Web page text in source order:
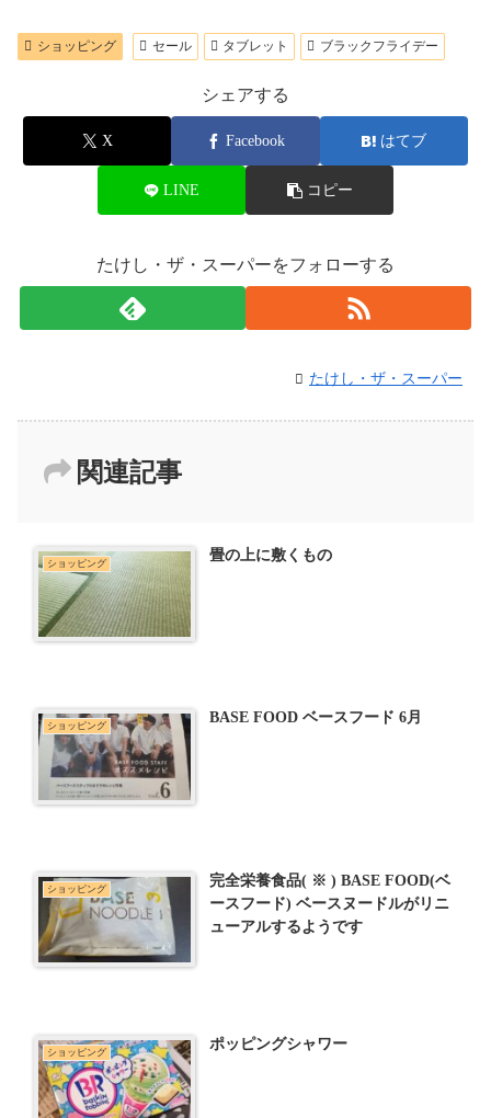
ショッピング セール タブレット ブラックフライデー
シェアする
X Facebook はてブ
LINE コピー
たけし・ザ・スーパーをフォローする
たけし・ザ・スーパー
関連記事
ショッピング 畳の上に敷くもの
ショッピング BASE FOOD ベースフード 6月
ショッピング
完全栄養食品( ※ ) BASE FOOD(ベ
ースフード) ベースヌードルがリニ
ューアルするようです
ショッピング ポッピングシャワー